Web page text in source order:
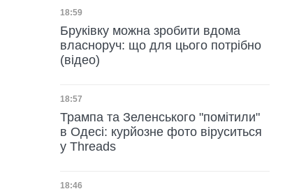
Дата публікації
18:59
Бруківку можна зробити вдома
власноруч: що для цього потрібно
(відео)
Дата публікації
18:57
Трампа та Зеленського "помітили"
в Одесі: курйозне фото віруситься
у Threads
Дата публікації
18:46